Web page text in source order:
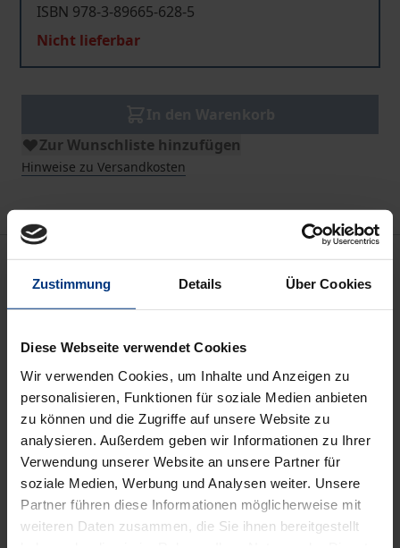
Zustimmung Details Über Cookies
Diese Webseite verwendet Cookies
Wir verwenden Cookies, um Inhalte und Anzeigen zu
personalisieren, Funktionen für soziale Medien anbieten
zu können und die Zugriffe auf unsere Website zu
analysieren. Außerdem geben wir Informationen zu Ihrer
Verwendung unserer Website an unsere Partner für
soziale Medien, Werbung und Analysen weiter. Unsere
Partner führen diese Informationen möglicherweise mit
weiteren Daten zusammen, die Sie ihnen bereitgestellt
ISBN 978-3-89665-628-5
Nicht lieferbar
Zur Wunschliste hinzufügen
Hinweise zu Versandkosten
Beschreibung
Aus dem Inhalt:
Hans-Martin Sass: An early Hegelian Vision of the
Internet. Ernst Kapp's 1845 Philosophy of cultivating
space and time - Georg Werckmeister: Dreieck und
Begriff - Gilles Marmasse: Der unaufgelöste
Widerspruch - Romy Albrecht: Hegels Psychologie.
Ein Satzkommentar zu § 469 der Enzyklopädie (1830)
- Lorella Ventura: The abstract God and the Role of